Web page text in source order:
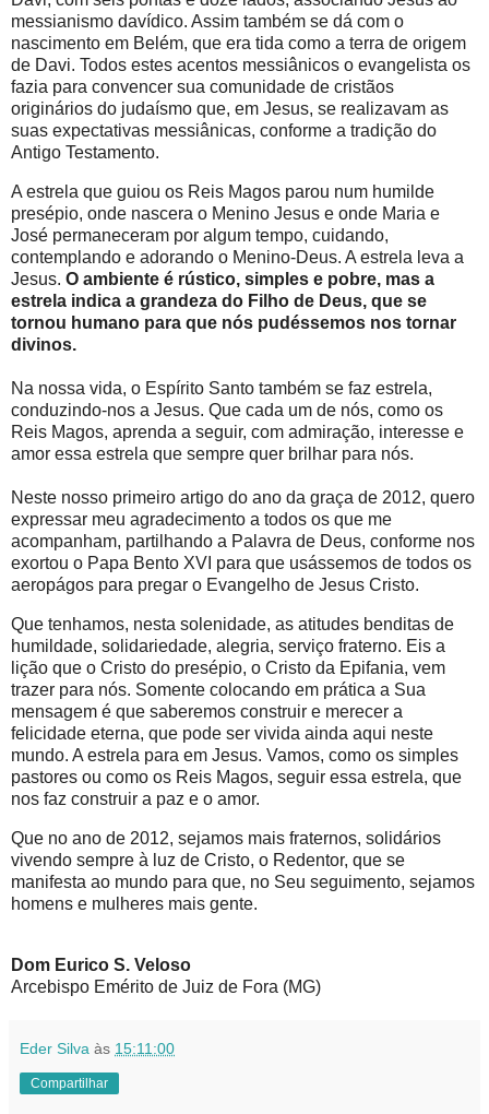
messianismo davídico. Assim também se dá com o
nascimento em Belém, que era tida como a terra de origem
de Davi. Todos estes acentos messiânicos o evangelista os
fazia para convencer sua comunidade de cristãos
originários do judaísmo que, em Jesus, se realizavam as
suas expectativas messiânicas, conforme a tradição do
Antigo Testamento.
A estrela que guiou os Reis Magos parou num humilde
presépio, onde nascera o Menino Jesus e onde Maria e
José permaneceram por algum tempo, cuidando,
contemplando e adorando o Menino-Deus. A estrela leva a
Jesus. O ambiente é rústico, simples e pobre, mas a
estrela indica a grandeza do Filho de Deus, que se
tornou humano para que nós pudéssemos nos tornar
divinos.
Na nossa vida, o Espírito Santo também se faz estrela,
conduzindo-nos a Jesus. Que cada um de nós, como os
Reis Magos, aprenda a seguir, com admiração, interesse e
amor essa estrela que sempre quer brilhar para nós.
Neste nosso primeiro artigo do ano da graça de 2012, quero
expressar meu agradecimento a todos os que me
acompanham, partilhando a Palavra de Deus, conforme nos
exortou o Papa Bento XVI para que usássemos de todos os
aeropágos para pregar o Evangelho de Jesus Cristo.
Que tenhamos, nesta solenidade, as atitudes benditas de
humildade, solidariedade, alegria, serviço fraterno. Eis a
lição que o Cristo do presépio, o Cristo da Epifania, vem
trazer para nós. Somente colocando em prática a Sua
mensagem é que saberemos construir e merecer a
felicidade eterna, que pode ser vivida ainda aqui neste
mundo. A estrela para em Jesus. Vamos, como os simples
pastores ou como os Reis Magos, seguir essa estrela, que
nos faz construir a paz e o amor.
Que no ano de 2012, sejamos mais fraternos, solidários
vivendo sempre à luz de Cristo, o Redentor, que se
manifesta ao mundo para que, no Seu seguimento, sejamos
homens e mulheres mais gente.
Dom Eurico S. Veloso
Arcebispo Emérito de Juiz de Fora (MG)
Eder Silva às 15:11:00
Compartilhar